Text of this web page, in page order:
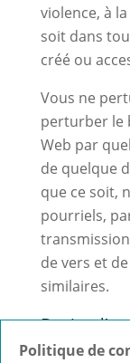
violence, à
soit dans
créé ou
Vous ne
perturber le
Web par
de quelque
que ce soit,
pourriels,
de vers et
similaires.
Droits
Politique de